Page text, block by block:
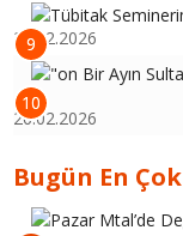
9
26.02.2026
10
26.02.2026
Bugün En